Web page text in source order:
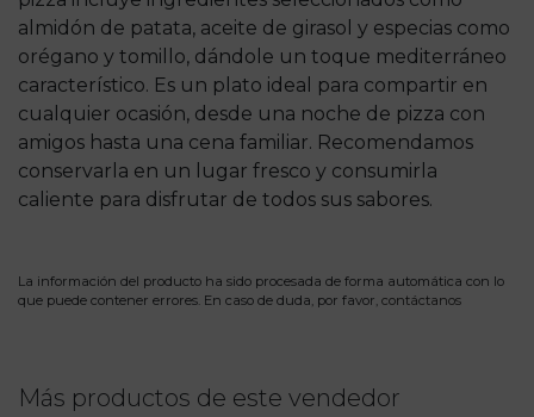
almidón de patata, aceite de girasol y especias como
orégano y tomillo, dándole un toque mediterráneo
característico. Es un plato ideal para compartir en
cualquier ocasión, desde una noche de pizza con
amigos hasta una cena familiar. Recomendamos
conservarla en un lugar fresco y consumirla
caliente para disfrutar de todos sus sabores.
La información del producto ha sido procesada de forma automática con lo
que puede contener errores. En caso de duda, por favor, contáctanos
Más productos de este vendedor